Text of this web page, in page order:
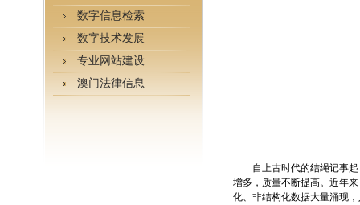
数字信息检索
数字技术发展
专业网站建设
澳门法律信息
自上古时代的结绳记事起
增多，质量不断提高。近年
化、非结构化数据大量涌现